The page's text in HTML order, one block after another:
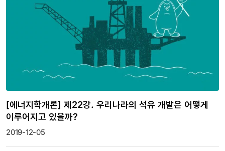
[에너지학개론] 제22강. 우리나라의 석유 개발은 어떻게
이루어지고 있을까?
2019-12-05